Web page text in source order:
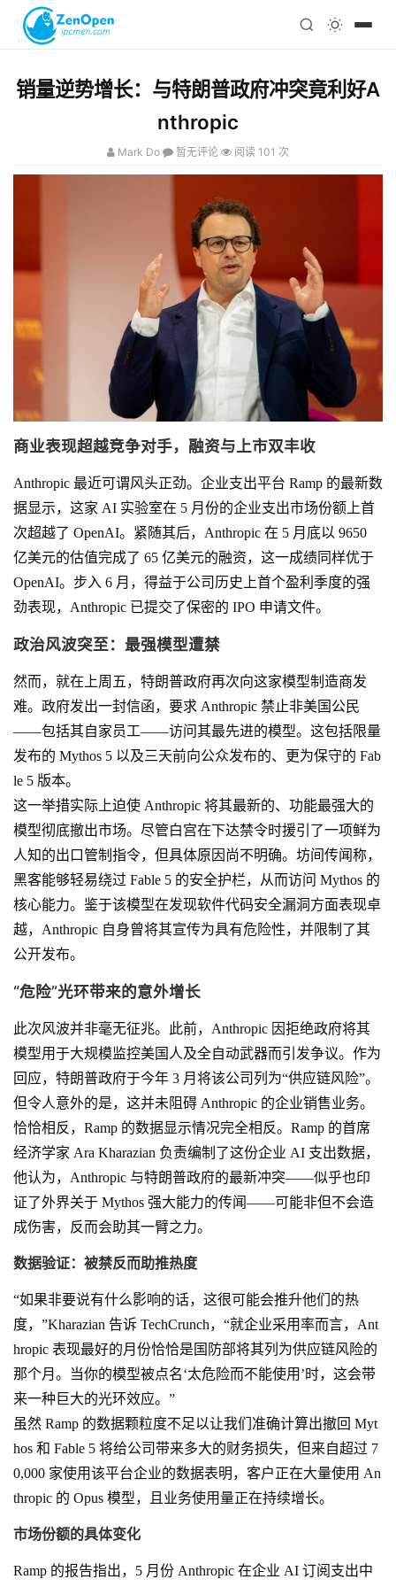
科技
心理
注册
销量逆势增长：与特朗普政府冲突竟利好A
nthropic
Mark Do 暂无评论 阅读 101 次
商业表现超越竞争对手，融资与上市双丰收
Anthropic 最近可谓风头正劲。企业支出平台 Ramp 的最新数
据显示，这家 AI 实验室在 5 月份的企业支出市场份额上首
次超越了 OpenAI。紧随其后，Anthropic 在 5 月底以 9650
亿美元的估值完成了 65 亿美元的融资，这一成绩同样优于
OpenAI。步入 6 月，得益于公司历史上首个盈利季度的强
劲表现，Anthropic 已提交了保密的 IPO 申请文件。
政治风波突至：最强模型遭禁
然而，就在上周五，特朗普政府再次向这家模型制造商发
难。政府发出一封信函，要求 Anthropic 禁止非美国公民
——包括其自家员工——访问其最先进的模型。这包括限量
发布的 Mythos 5 以及三天前向公众发布的、更为保守的 Fab
le 5 版本。
这一举措实际上迫使 Anthropic 将其最新的、功能最强大的
模型彻底撤出市场。尽管白宫在下达禁令时援引了一项鲜为
人知的出口管制指令，但具体原因尚不明确。坊间传闻称，
黑客能够轻易绕过 Fable 5 的安全护栏，从而访问 Mythos 的
核心能力。鉴于该模型在发现软件代码安全漏洞方面表现卓
越，Anthropic 自身曾将其宣传为具有危险性，并限制了其
公开发布。
“危险”光环带来的意外增长
此次风波并非毫无征兆。此前，Anthropic 因拒绝政府将其
模型用于大规模监控美国人及全自动武器而引发争议。作为
回应，特朗普政府于今年 3 月将该公司列为“供应链风险”。
但令人意外的是，这并未阻碍 Anthropic 的企业销售业务。
恰恰相反，Ramp 的数据显示情况完全相反。Ramp 的首席
经济学家 Ara Kharazian 负责编制了这份企业 AI 支出数据，
他认为，Anthropic 与特朗普政府的最新冲突——似乎也印
证了外界关于 Mythos 强大能力的传闻——可能非但不会造
成伤害，反而会助其一臂之力。
数据验证：被禁反而助推热度
“如果非要说有什么影响的话，这很可能会推升他们的热
度，”Kharazian 告诉 TechCrunch，“就企业采用率而言，Ant
hropic 表现最好的月份恰恰是国防部将其列为供应链风险的
那个月。当你的模型被点名‘太危险而不能使用’时，这会带
来一种巨大的光环效应。”
虽然 Ramp 的数据颗粒度不足以让我们准确计算出撤回 Myt
hos 和 Fable 5 将给公司带来多大的财务损失，但来自超过 7
0,000 家使用该平台企业的数据表明，客户正在大量使用 An
thropic 的 Opus 模型，且业务使用量正在持续增长。
市场份额的具体变化
Ramp 的报告指出，5 月份 Anthropic 在企业 AI 订阅支出中